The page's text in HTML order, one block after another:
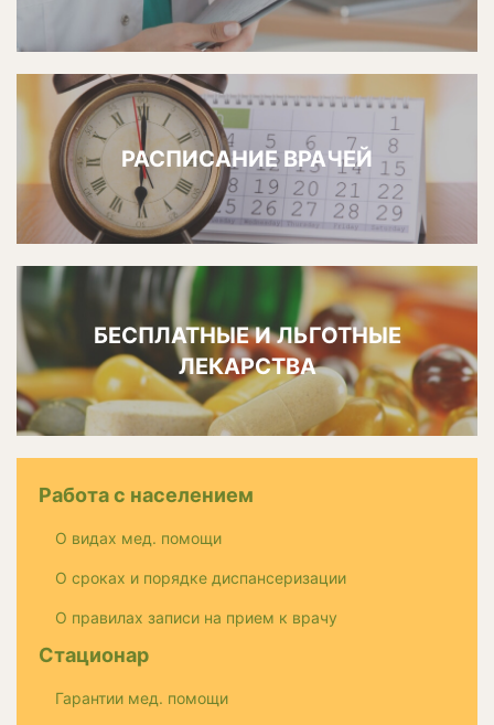
РАСПИСАНИЕ ВРАЧЕЙ
БЕСПЛАТНЫЕ И ЛЬГОТНЫЕ
ЛЕКАРСТВА
Работа с населением
О видах мед. помощи
О сроках и порядке диспансеризации
О правилах записи на прием к врачу
Стационар
Гарантии мед. помощи